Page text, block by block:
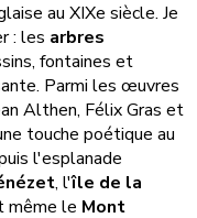
au XIXe siècle. Je
: les arbres
fontaines et
Parmi les œuvres
Althen, Félix Gras et
touche poétique au
l'esplanade
, l'île de la
même le Mont